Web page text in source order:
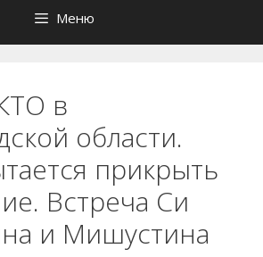
Меню
в
области.
прикрыть
Встреча Си
и Мишустина